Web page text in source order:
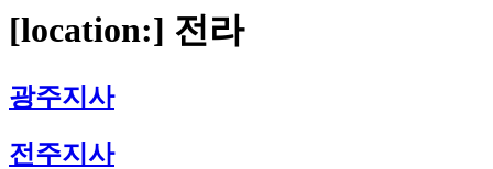
[location:] 전라
광주지사
전주지사